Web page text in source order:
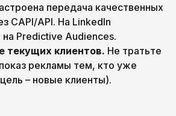
передача качественных
CAPI/API. На LinkedIn
Predictive Audiences.
текущих клиентов. Не тратьте
рекламы тем, кто уже
– новые клиенты).